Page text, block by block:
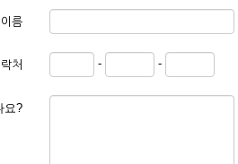
원 1인당 한 개의 ID가 발급됩니다. 부득이한
하여는 가입을 거절하거나 취소할 수 있으며,
이름
처 - -
요?